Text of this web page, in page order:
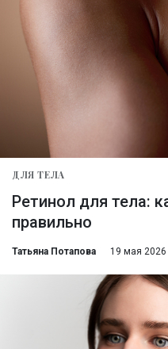
ДЛЯ ТЕЛА
Ретинол для тела:
правильно
Татьяна Потапова 19 мая 2026